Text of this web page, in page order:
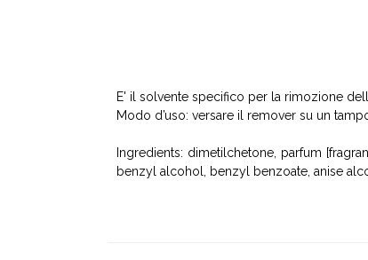
E' il solvente specifico per la rimozione
Modo d’uso: versare il remover su un
Ingredients: dimetilchetone, parfum
benzyl alcohol, benzyl benzoate, anise